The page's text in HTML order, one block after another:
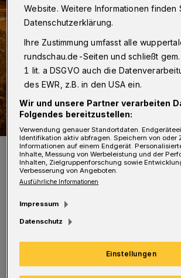
Blick in einen der Räume.
Foto: Polizei Wuppertal
Z
gemeldet, dass er in dem
Cannabisgeruch und abgeklebte
Website. Weitere Informationen finden
Datenschutzerklärung.
Ihre Zustimmung umfasst alle
rundschau.de-Seiten und schließt gem.
1 lit. a DSGVO auch die
des EWR, z.B. in den USA ein.
Wir und unsere Partner verarbeiten
Folgendes bereitzustellen:
Verwendung genauer Standortdaten.
Identifikation aktiv abfragen. Speichern von oder
Informationen auf einem Endgerät.
Inhalte, Messung von Werbeleistung und der
Inhalten, Zielgruppenforschung sowie
Verbesserung von Angeboten.
Ausführliche Informationen
Impressum
Datenschutz
Einstellungen